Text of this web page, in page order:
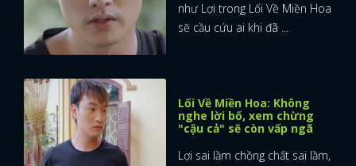
như Lợi trong Lối Về Miền Hoa
sẽ cầu cứu ai khi đã ...
Lối Về Miền Hoa: Không
nghe lời bố, xem chừng
"cậu cả" sẽ còn vấp ngã
Lợi sai lầm chồng chất sai lầm,